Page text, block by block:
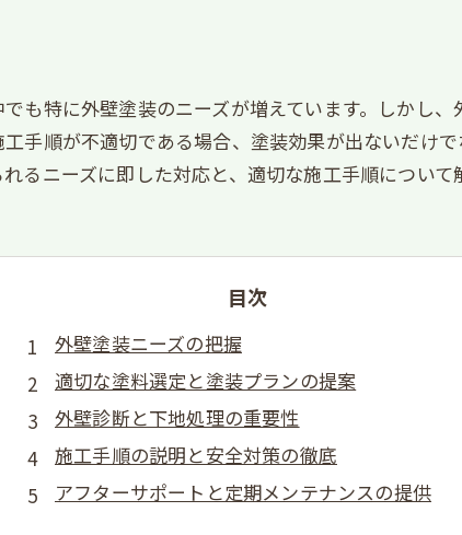
も特に外壁塗装のニーズが増えています。しかし、
手順が不適切である場合、塗装効果が出ないだけ
るニーズに即した対応と、適切な施工手順について
目次
外壁塗装ニーズの把握
適切な塗料選定と塗装プランの提案
外壁診断と下地処理の重要性
施工手順の説明と安全対策の徹底
アフターサポートと定期メンテナンスの提供